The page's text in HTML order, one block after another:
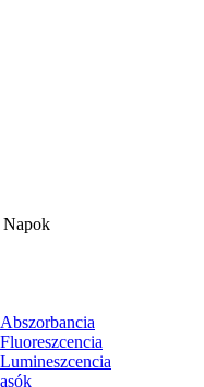
Napok